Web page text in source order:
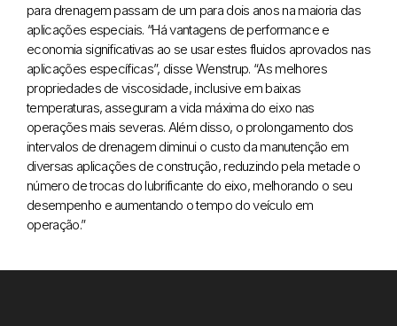
para drenagem passam de um para dois anos na maioria das
aplicações especiais. “Há vantagens de performance e
economia significativas ao se usar estes fluidos aprovados nas
aplicações específicas”, disse Wenstrup. “As melhores
propriedades de viscosidade, inclusive em baixas
temperaturas, asseguram a vida máxima do eixo nas
operações mais severas. Além disso, o prolongamento dos
intervalos de drenagem diminui o custo da manutenção em
diversas aplicações de construção, reduzindo pela metade o
número de trocas do lubrificante do eixo, melhorando o seu
desempenho e aumentando o tempo do veículo em
operação.”